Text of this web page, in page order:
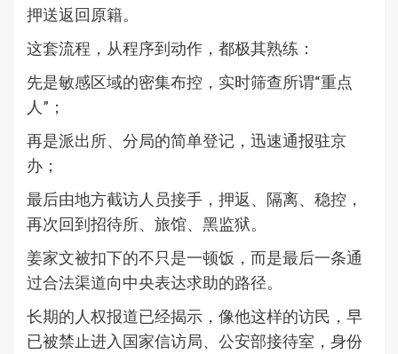
押送返回原籍。
这套流程，从程序到动作，都极其熟练：
先是敏感区域的密集布控，实时筛查所谓“重点
人”；
再是派出所、分局的简单登记，迅速通报驻京
办；
最后由地方截访人员接手，押返、隔离、稳控，
再次回到招待所、旅馆、黑监狱。
姜家文被扣下的不只是一顿饭，而是最后一条通
过合法渠道向中央表达求助的路径。
长期的人权报道已经揭示，像他这样的访民，早
已被禁止进入国家信访局、公安部接待室，身份